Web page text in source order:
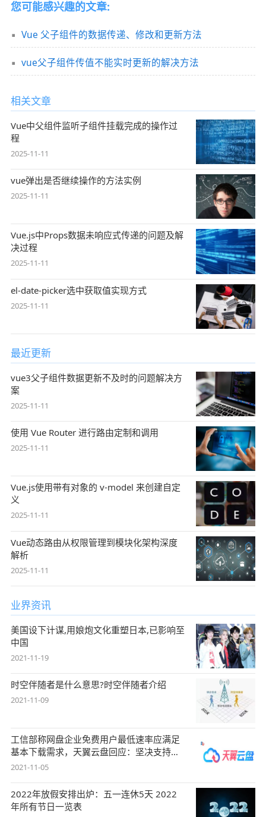
您可能感兴趣的文章:
Vue 父子组件的数据传递、修改和更新方法
vue父子组件传值不能实时更新的解决方法
相关文章
Vue中父组件监听子组件挂载完成的操作过
程
2025-11-11
vue弹出是否继续操作的方法实例
2025-11-11
Vue.js中Props数据未响应式传递的问题及解
决过程
2025-11-11
el-date-picker选中获取值实现方式
2025-11-11
最近更新
vue3父子组件数据更新不及时的问题解决方
案
2025-11-11
使用 Vue Router 进行路由定制和调用
2025-11-11
Vue.js使用带有对象的 v-model 来创建自定
义
2025-11-11
Vue动态路由从权限管理到模块化架构深度
解析
2025-11-11
业界资讯
美国设下计谋,用娘炮文化重塑日本,已影响至
中国
2021-11-19
时空伴随者是什么意思?时空伴随者介绍
2021-11-09
工信部称网盘企业免费用户最低速率应满足
基本下载需求，天翼云盘回应：坚决支持，
始终
2021-11-05
2022年放假安排出炉：五一连休5天 2022
年所有节日一览表